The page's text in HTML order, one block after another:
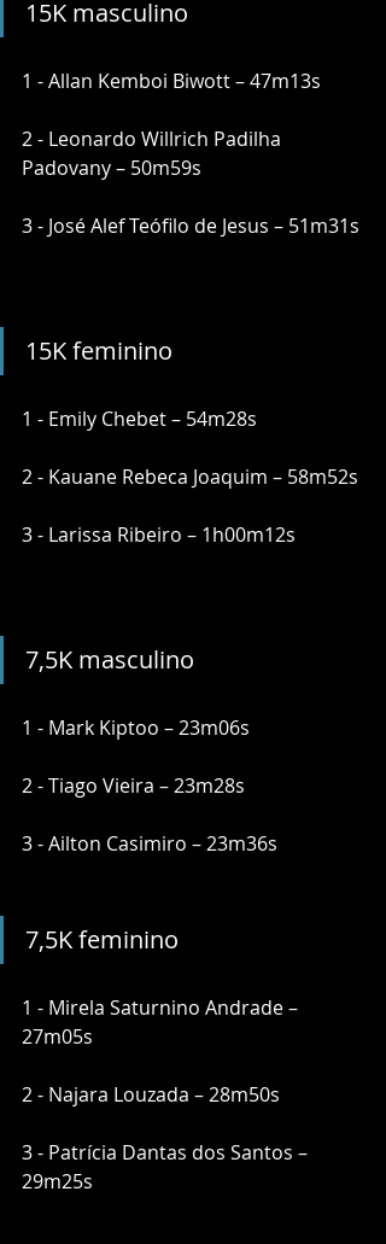
15K masculino
1 - Allan Kemboi Biwott – 47m13s
2 - Leonardo Willrich Padilha
Padovany – 50m59s
3 - José Alef Teófilo de Jesus – 51m31s
15K feminino
1 - Emily Chebet – 54m28s
2 - Kauane Rebeca Joaquim – 58m52s
3 - Larissa Ribeiro – 1h00m12s
7,5K masculino
1 - Mark Kiptoo – 23m06s
2 - Tiago Vieira – 23m28s
3 - Ailton Casimiro – 23m36s
7,5K feminino
1 - Mirela Saturnino Andrade –
27m05s
2 - Najara Louzada – 28m50s
3 - Patrícia Dantas dos Santos –
29m25s